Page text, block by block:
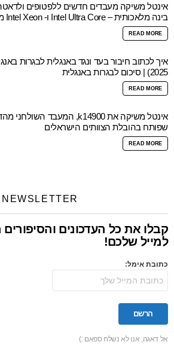
אינטל משיקה מעבדים חדשים ללפטופים
בינה מלאכותית – Intel Ultra Core ו- Intel Xeon מהדור ה-5
READ MORE
2025) | סיכום לבגרות באנגלית
READ MORE
שפותח בהובלת הצוותים הישראלים
READ MORE
NEWSLETTER
קבלו את כל העדכונים
למייל שלכם!
כתובת אימל:
אל דאגה, אנו לא נשלח ספאם :)